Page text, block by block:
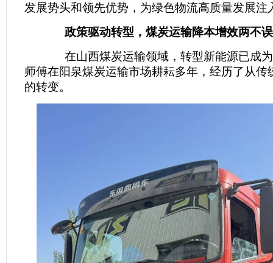
发展势头和领先优势，为绿色物流高质量发展注
政策驱动转型，煤炭运输降本增效两不误
在山西煤炭运输领域，转型新能源已成为
师傅在阳泉煤炭运输市场耕耘多年，经历了从传
的转变。